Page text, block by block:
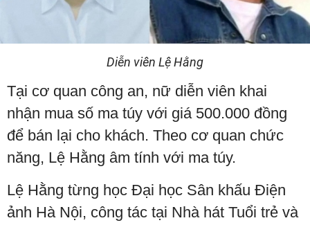
Diễn viên Lệ Hằng
Tại cơ quan công an, nữ diễn viên khai
nhận mua số ma túy với giá 500.000 đồng
để bán lại cho khách. Theo cơ quan chức
năng, Lệ Hằng âm tính với ma túy.
Lệ Hằng từng học Đại học Sân khấu Điện
ảnh Hà Nội, công tác tại Nhà hát Tuổi trẻ và